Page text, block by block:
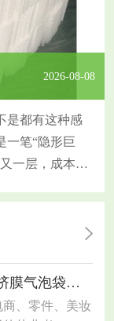
2026-08-08
是都有这种感
一笔“隐形巨
一层，成本蹭
钱一包，要看每
）和大泡
同等面积下用
武汉共挤膜气泡袋｜包装选材干货，电商工厂都适用
商、零件、美妆